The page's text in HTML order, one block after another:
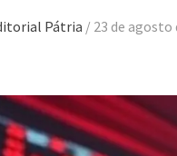
Pátria / 23 de agosto